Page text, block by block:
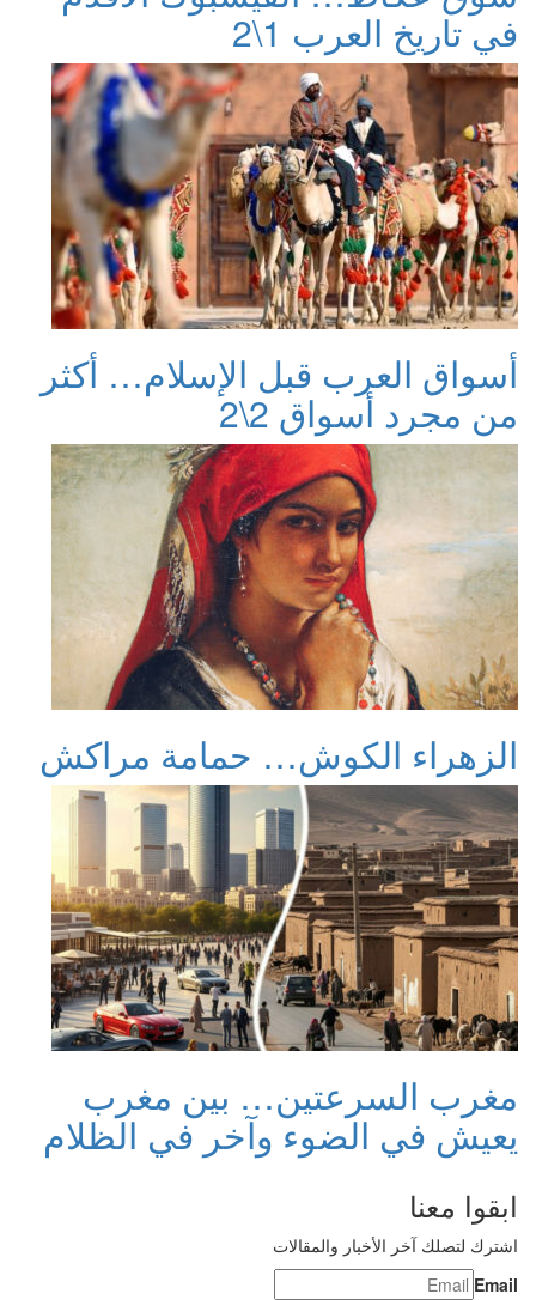
في تاريخ العرب 1\2
أسواق العرب قبل الإسلام… أكثر
من مجرد أسواق 2\2
الزهراء الكوش… حمامة مراكش
مغرب السرعتين… بين مغرب
يعيش في الضوء وآخر في الظلام
ابقوا معنا
اشترك لتصلك آخر الأخبار والمقالات
Email